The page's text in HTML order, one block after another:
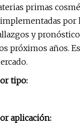
primas
por
y
próximos años.
tipo:
aplicación: